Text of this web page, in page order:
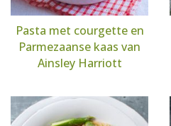
Pasta met courgette en
Parmezaanse kaas van
Ainsley Harriott